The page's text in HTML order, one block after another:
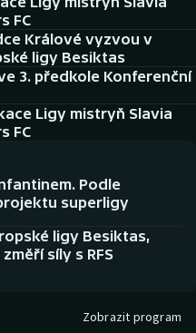
FC
Králové vyzvou v
ligy Besiktas
3. předkole Konferenční
Ligy mistryň Slavia
FC
Podle
superligy
ligy Besiktas,
síly s RFS
Zobrazit program